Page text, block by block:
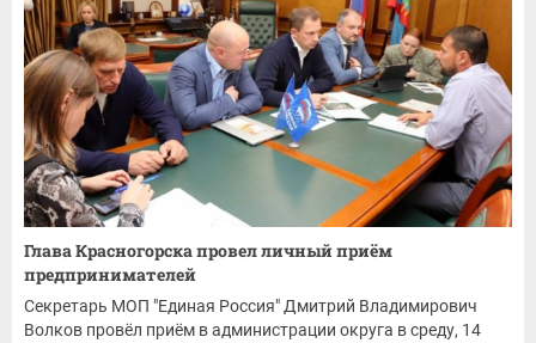
Глава Красногорска провел личный приём
предпринимателей
Секретарь МОП "Единая Россия" Дмитрий Владимирович
Волков провёл приём в администрации округа в среду, 14